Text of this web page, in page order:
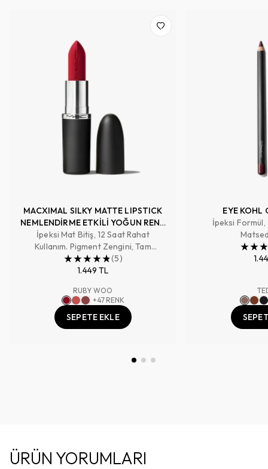
MACXIMAL SILKY MATTE LIPSTICK
NEMLENDİRME ETKİLİ YOĞUN RENK
SAĞLAYAN RUJ
İpeksi Mat Bitiş, 12 Saat Rahat
Kullanım. Pigment Zengini, Tam
Kapatıcılık Sağlayan Renk
(5)
1.449 TL
RUBY WOO
+47 RENK
SEPETE EKLE
EYE KOHL
İpeksi
ÜRÜN YORUMLARI